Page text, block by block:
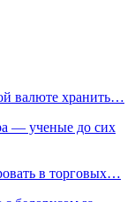
валюте хранить…
— ученые до сих
в торговых…